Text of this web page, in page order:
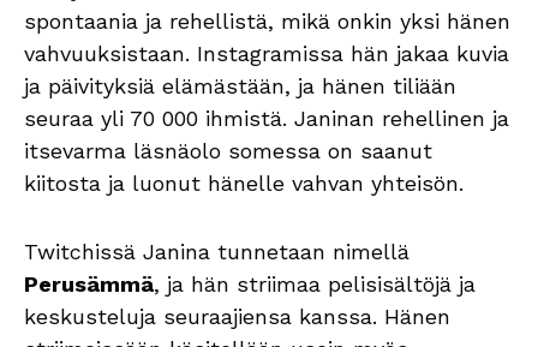
spontaania ja rehellistä, mikä onkin yksi hänen
vahvuuksistaan. Instagramissa hän jakaa kuvia
ja päivityksiä elämästään, ja hänen tiliään
seuraa yli 70 000 ihmistä. Janinan rehellinen ja
itsevarma läsnäolo somessa on saanut
kiitosta ja luonut hänelle vahvan yhteisön.
Twitchissä Janina tunnetaan nimellä
Perusämmä, ja hän striimaa pelisisältöjä ja
keskusteluja seuraajiensa kanssa. Hänen